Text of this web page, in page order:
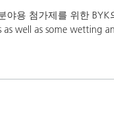
야용 첨가제를 위한
well as some wetting